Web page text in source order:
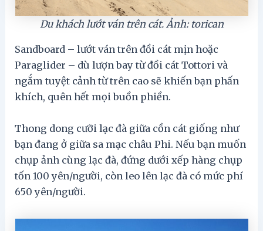
Du khách lướt ván trên cát. Ảnh: torican
Sandboard – lướt ván trên đồi cát mịn hoặc
Paraglider – dù lượn bay từ đồi cát Tottori và
ngắm tuyệt cảnh từ trên cao sẽ khiến bạn phấn
khích, quên hết mọi buồn phiền.
Thong dong cưỡi lạc đà giữa cồn cát giống như
bạn đang ở giữa sa mạc châu Phi. Nếu bạn muốn
chụp ảnh cùng lạc đà, đứng dưới xếp hàng chụp
tốn 100 yên/người, còn leo lên lạc đà có mức phí
650 yên/người.